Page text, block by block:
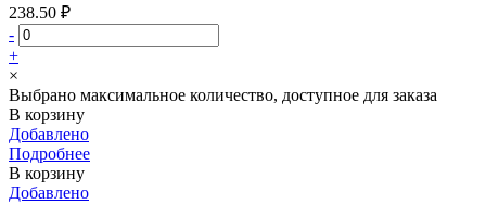
238.50 ₽
-
+
×
Выбрано максимальное количество, доступное для заказа
В корзину
Добавлено
Подробнее
В корзину
Добавлено